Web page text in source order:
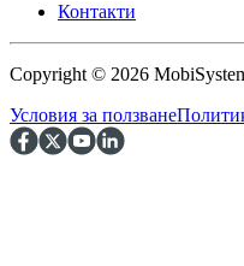
Контакти
Copyright © 2026
Условия за ползване